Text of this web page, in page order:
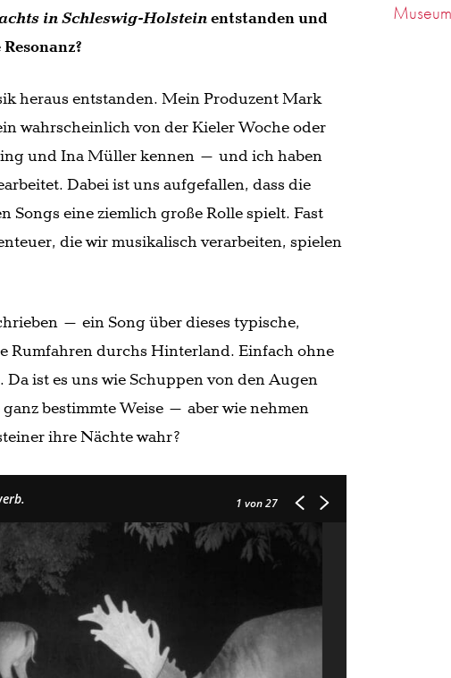
in Schleswig-Holsteinentstanden und
heraus entstanden. Mein Produzent Mark
wahrscheinlich von der Kieler Woche oder
und Ina Müller kennen – und ich haben
Dabei ist uns aufgefallen, dass die
eine ziemlich große Rolle spielt. Fast
die wir musikalisch verarbeiten, spielen
– ein Song über dieses typische,
Rumfahren durchs Hinterland. Einfach ohne
ist es uns wie Schuppen von den Augen
bestimmte Weise – aber wie nehmen
ihre Nächte wahr?
1 von 27
Museum